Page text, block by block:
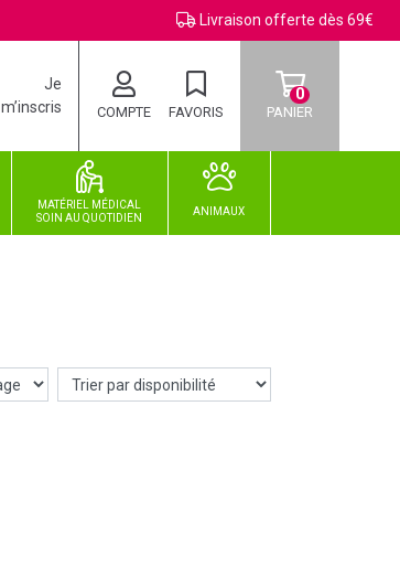
Livraison offerte dès 69€
Je
m’inscris
COMPTE FAVORIS PANIER
0
MATÉRIEL MÉDICAL
SOINAUQUOTIDIEN
ANIMAUX